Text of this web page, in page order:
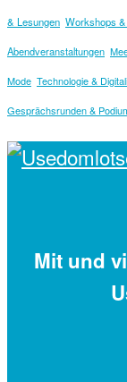
& Lesungen Workshops
Abendveranstaltungen
Mode Technologie &
Gesprächsrunden &
Mit und